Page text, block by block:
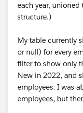
each year,
structure.)
My table currently
or null) for every
filter to show only
New in 2022, and
employees. I was
employees, but